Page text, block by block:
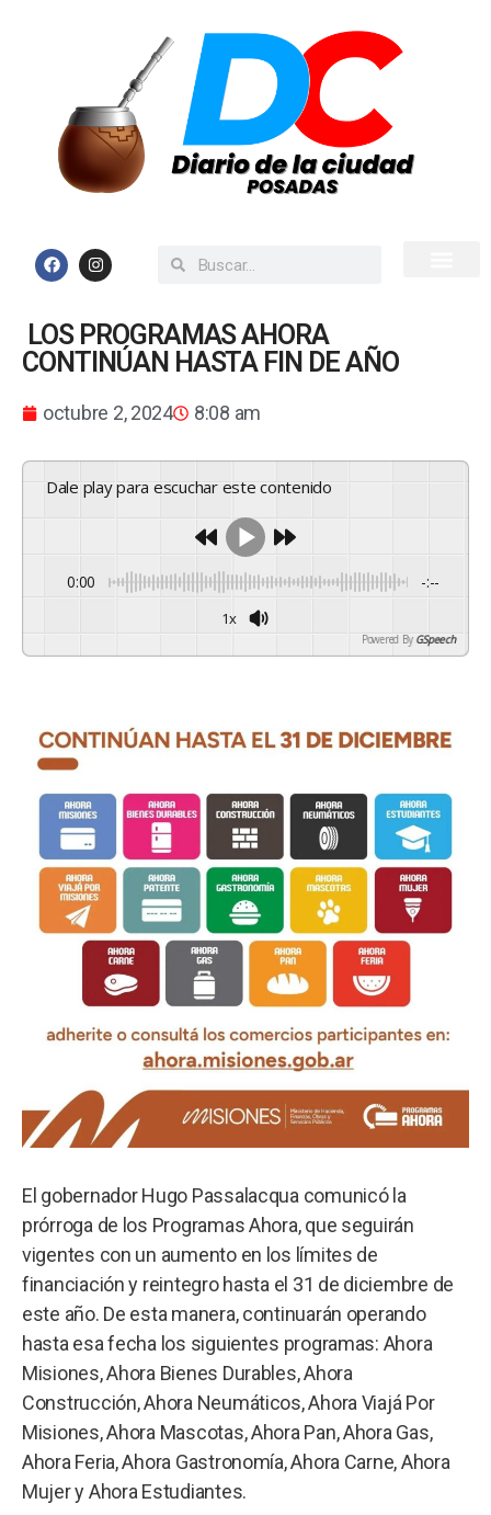
LOS PROGRAMAS AHORA
CONTINÚAN HASTA FIN DE AÑO
octubre 2, 2024 8:08 am
Dale play para escuchar este contenido
0:00 -:--
1x
Powered By GSpeech
El gobernador Hugo Passalacqua comunicó la
prórroga de los Programas Ahora, que seguirán
vigentes con un aumento en los límites de
financiación y reintegro hasta el 31 de diciembre de
este año. De esta manera, continuarán operando
hasta esa fecha los siguientes programas: Ahora
Misiones, Ahora Bienes Durables, Ahora
Construcción, Ahora Neumáticos, Ahora Viajá Por
Misiones, Ahora Mascotas, Ahora Pan, Ahora Gas,
Ahora Feria, Ahora Gastronomía, Ahora Carne, Ahora
Mujer y Ahora Estudiantes.